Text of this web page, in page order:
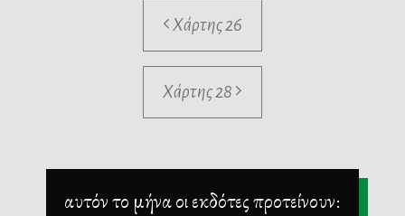
Χάρτης 26
Χάρτης 28
αυτόν το μήνα οι εκδότες προτείνουν: